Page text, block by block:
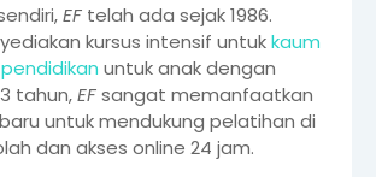
EF telah ada sejak 1986.
kursus intensif untukkaum
untuk anak dengan
tahun,EFsangat memanfaatkan
untuk mendukung pelatihan di
dan akses online 24 jam.